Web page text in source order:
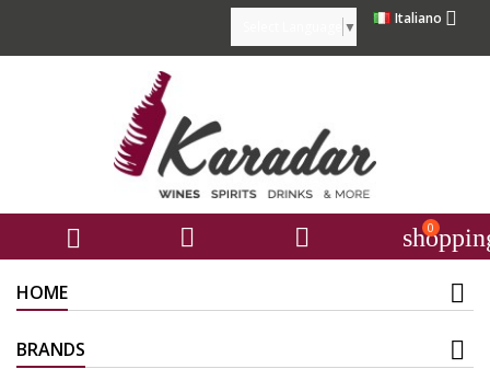
Italiano 
▼
   0
HOME
BRANDS